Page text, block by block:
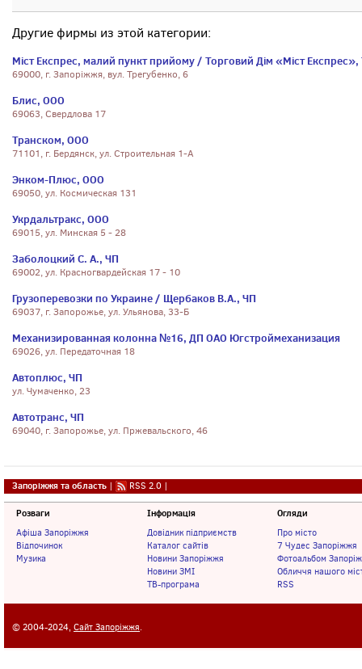
Другие фирмы из этой категории:
Міст Експрес, малий пункт прийому / Торговий Дім «Міст
69000, г. Запоріжжя, вул. Трегубенко, 6
Блис, ООО
69063, Свердлова 17
Транском, ООО
71101, г. Бердянск, ул. Строительная 1-А
Энком-Плюс, ООО
69050, ул. Космическая 131
Укрдальтракс, ООО
69015, ул. Минская 5 - 28
Заболоцкий С. А., ЧП
69002, ул. Красногвардейская 17 - 10
Грузоперевозки по Украине / Щербаков В.А., ЧП
69037, г. Запорожье, ул. Ульянова, 33-Б
Механизированная колонна №16, ДП ОАО Югстроймеханизация
69026, ул. Передаточная 18
Автоплюс, ЧП
ул. Чумаченко, 23
Автотранс, ЧП
69040, г. Запорожье, ул. Пржевальского, 46
Запоріжжя та область | RSS 2.0 |
Розваги
Афіша Запоріжжя
Відпочинок
Музика
Інформація
Довідник підприємств
Каталог сайтів
Новини Запоріжжя
Новини ЗМІ
ТВ-програма
Огляди
Про місто
7 Чудес Запоріжжя
Фотоальбом
Обличчя нашого
RSS
© 2004-2024, Сайт Запоріжжя.